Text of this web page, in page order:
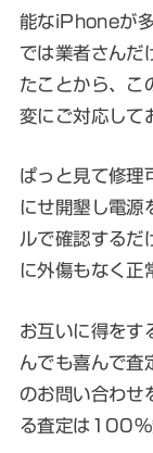
能なiPhoneが
では業者さんだ
たことから、こ
変にご対応して
ぱっと見て修理
にせ開墾し電源
ルで確認する
に外傷もなく正
お互いに得をす
んでも喜んで査
のお問い合わせ
る査定は100%